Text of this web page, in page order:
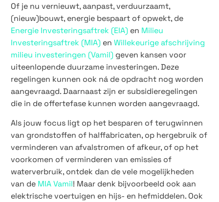
Of je nu vernieuwt, aanpast, verduurzaamt,
(nieuw)bouwt, energie bespaart of opwekt, de
Energie Investeringsaftrek (EIA) en Milieu
Investeringsaftrek (MIA) enWillekeurige afschrijving
milieu investeringen (Vamil) geven kansen voor
uiteenlopende duurzame investeringen. Deze
regelingen kunnen ook ná de opdracht nog worden
aangevraagd. Daarnaast zijn er subsidieregelingen
die in de offertefase kunnen worden aangevraagd.
Als jouw focus ligt op het besparen of terugwinnen
van grondstoffen of halffabricaten, op hergebruik of
verminderen van afvalstromen of afkeur, of op het
voorkomen of verminderen van emissies of
waterverbruik, ontdek dan de vele mogelijkheden
van de MIA Vamil! Maar denk bijvoorbeeld ook aan
elektrische voertuigen en hijs- en hefmiddelen. Ook